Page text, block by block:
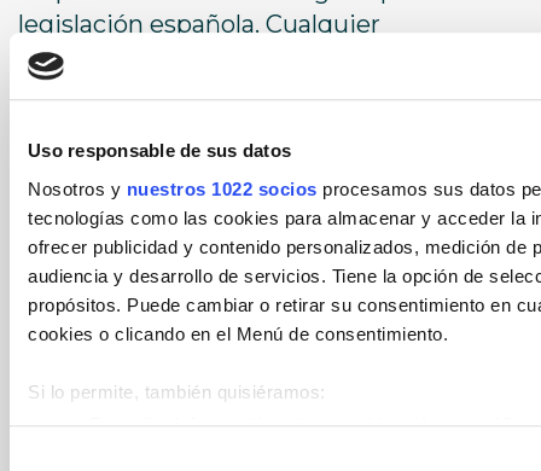
Uso responsable de sus datos
Nosotros y nuestros 1022 socios procesamos sus datos
tecnologías como las cookies para almacenar y acceder la
ofrecer publicidad y contenido personalizados, medición de
audiencia y desarrollo de servicios. Tiene la opción de
propósitos. Puede cambiar o retirar su consentimiento en
cookies o clicando en el Menú de consentimiento.
Si lo permite, también quisiéramos:
legislación española. Cualquier
controversia que resultará de la
interpretación o cumplimiento de las
Juzgados y Tribunales de la ciudad de
Alicante.
Bases legales